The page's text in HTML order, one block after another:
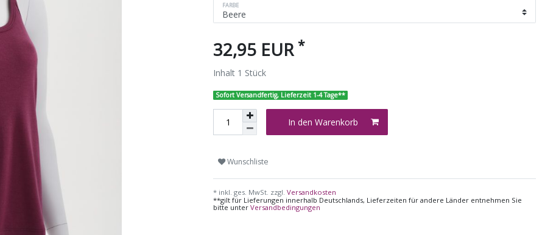
FARBE
32,95 EUR *
Inhalt 1 Stück
Sofort Versandfertig, Lieferzeit 1-4 Tage**
In den Warenkorb
Wunschliste
* inkl. ges. MwSt. zzgl. Versandkosten
**gilt für Lieferungen innerhalb Deutschlands, Lieferzeiten für andere Länder entnehmen Sie
bitte unter Versandbedingungen